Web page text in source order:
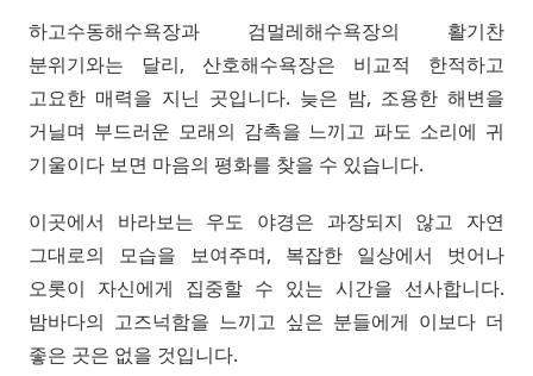
하고수동해수욕장과 검멀레해수욕장의 활기찬
분위기와는 달리, 산호해수욕장은 비교적 한적하고
고요한 매력을 지닌 곳입니다. 늦은 밤, 조용한 해변을
거닐며 부드러운 모래의 감촉을 느끼고 파도 소리에 귀
기울이다 보면 마음의 평화를 찾을 수 있습니다.
이곳에서 바라보는 우도 야경은 과장되지 않고 자연
그대로의 모습을 보여주며, 복잡한 일상에서 벗어나
오롯이 자신에게 집중할 수 있는 시간을 선사합니다.
밤바다의 고즈넉함을 느끼고 싶은 분들에게 이보다 더
좋은 곳은 없을 것입니다.